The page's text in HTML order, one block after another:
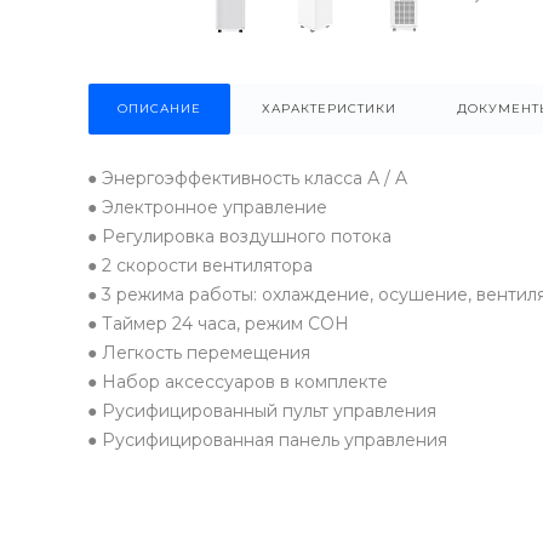
ОПИСАНИЕ ХАРАКТЕРИСТИКИ
● Энергоэффективность класса А / A
● Электронное управление
● Регулировка воздушного потока
● 2 скорости вентилятора
● 3 режима работы: охлаждение, осушение,
● Таймер 24 часа, режим СОН
● Легкость перемещения
● Набор аксессуаров в комплекте
● Русифицированный пульт управления
● Русифицированная панель управления